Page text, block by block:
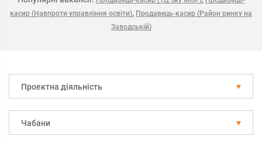
касир (Навпроти управління освіти), Продавець-касир (Район ринку на
Заводській)
Проектна діяльність
Чабани